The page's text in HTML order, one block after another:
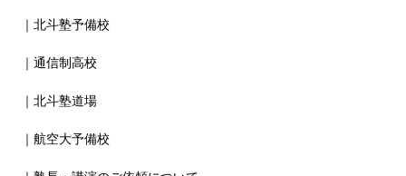
｜北斗塾予備校
｜通信制高校
｜北斗塾道場
｜航空大予備校